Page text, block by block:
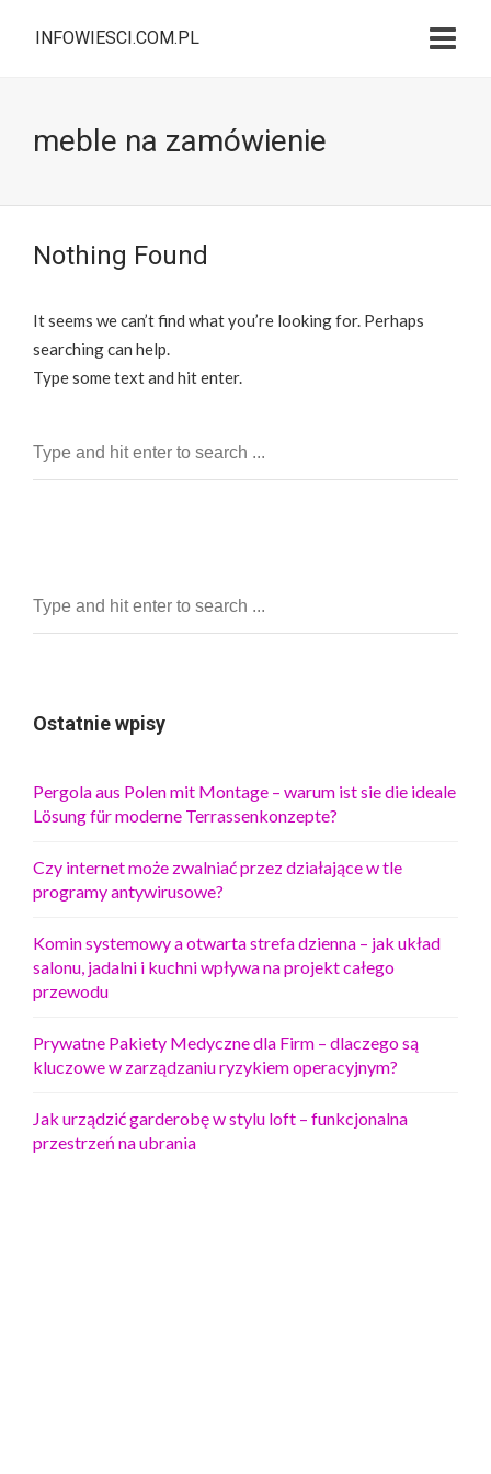
INFOWIESCI.COM.PL
meble na zamówienie
Nothing Found
It seems we can’t find what you’re looking for. Perhaps
searching can help.
Type some text and hit enter.
Ostatnie wpisy
Pergola aus Polen mit Montage – warum ist sie die ideale
Lösung für moderne Terrassenkonzepte?
Czy internet może zwalniać przez działające w tle
programy antywirusowe?
Komin systemowy a otwarta strefa dzienna – jak układ
salonu, jadalni i kuchni wpływa na projekt całego
przewodu
Prywatne Pakiety Medyczne dla Firm – dlaczego są
kluczowe w zarządzaniu ryzykiem operacyjnym?
Jak urządzić garderobę w stylu loft – funkcjonalna
przestrzeń na ubrania